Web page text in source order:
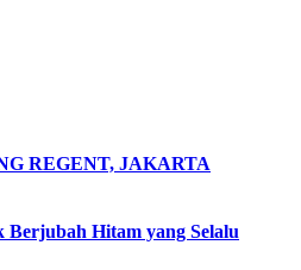
REGENT, JAKARTA
Berjubah Hitam yang Selalu